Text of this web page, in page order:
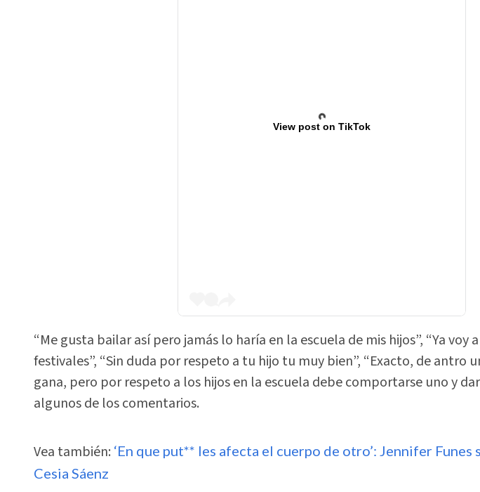
View post on TikTok
“Me gusta bailar así pero jamás lo haría en la escuela de mis hijos”, “Ya voy
festivales”, “Sin duda por respeto a tu hijo tu muy bien”, “Exacto, de antro
gana, pero por respeto a los hijos en la escuela debe comportarse uno y
algunos de los comentarios.
Vea también: ‘En que put** les afecta el cuerpo de otro’: Jennifer Funes
Cesia Sáenz